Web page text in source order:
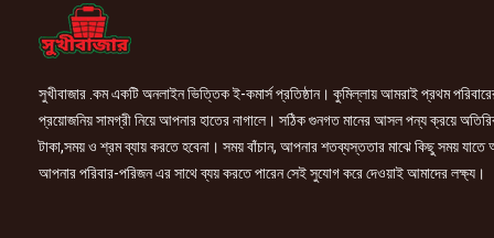
সুখীবাজার .কম একটি অনলাইন ভিত্তিক ই-কমার্স প্রতিষ্ঠান। কুমিল্লায় আমরাই প্রথম
প্রয়োজনিয় সামগ্রী নিয়ে আপনার হাতের নাগালে। সঠিক গুনগত মানের আসল পন্য ক্রয়ে
টাকা,সময় ও শ্রম ব্যায় করতে হবেনা। সময় বাঁচান, আপনার শতব্যস্ততার মাঝে কিছু সময় যাতে
আপনার পরিবার-পরিজন এর সাথে ব্যয় করতে পারেন সেই সুযোগ করে দেওয়াই আমাদের লক্ষ্য।